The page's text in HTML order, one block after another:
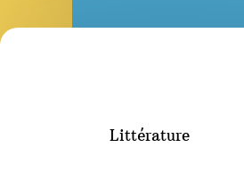
Littérature